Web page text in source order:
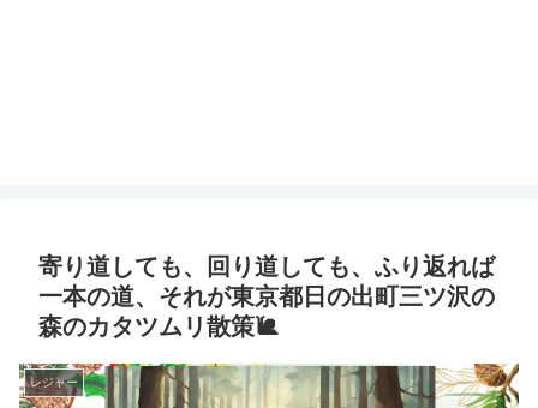
寄り道しても、回り道しても、ふり返れば
一本の道、それが東京都日の出町三ツ沢の
森のカタツムリ散策🐌
レジャー